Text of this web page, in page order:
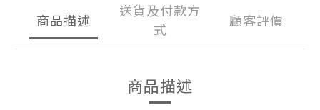
商品描述
送貨及付款方
式
顧客評價
商品描述